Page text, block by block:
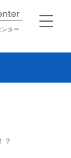
ター
？